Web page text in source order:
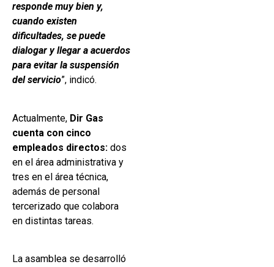
responde muy bien y,
cuando existen
dificultades, se puede
dialogar y llegar a acuerdos
para evitar la suspensión
del servicio”, indicó.
Actualmente, Dir Gas
cuenta con cinco
empleados directos: dos
en el área administrativa y
tres en el área técnica,
además de personal
tercerizado que colabora
en distintas tareas.
La asamblea se desarrolló